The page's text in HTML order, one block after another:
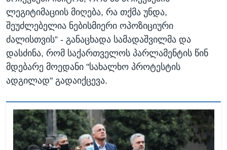
ლეგიტიმაციის მიღება, რა თქმა უნდა,
შეუძლებელია ნებისმიერი ოპოზიციური
ძალისთვის” - განაცხადა სამადაშვილმა და
დასძინა, რომ საქართველოს პარლამენტის წინ
მდებარე მოედანი "სახალხო პროტესტის
ადგილად" გადაიქცევა.